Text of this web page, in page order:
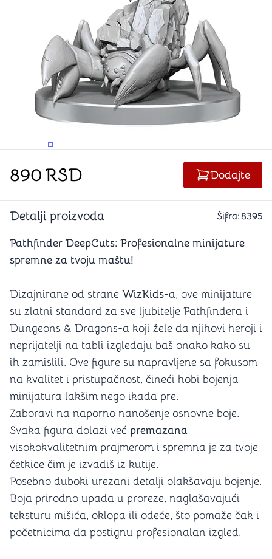
PROMENITE UGAO GLEDANJAPROMENITE UGAO GLEDANJA
890RSD Dodajte
Detalji proizvoda Šifra:8395
Pathfinder DeepCuts: Profesionalne minijature
spremne za tvoju maštu!
Dizajnirane od strane WizKids-a, ove minijature
su zlatni standard za sve ljubitelje Pathfindera i
Dungeons & Dragons-a koji žele da njihovi heroji i
neprijatelji na tabli izgledaju baš onako kako su
ih zamislili. Ove figure su napravljene sa fokusom
na kvalitet i pristupačnost, čineći hobi bojenja
minijatura lakšim nego ikada pre.
Zaboravi na naporno nanošenje osnovne boje.
Svaka figura dolazi već premazana
visokokvalitetnim prajmerom i spremna je za tvoje
četkice čim je izvadiš iz kutije.
Posebno duboki urezani detalji olakšavaju bojenje.
Boja prirodno upada u proreze, naglašavajući
teksturu mišića, oklopa ili odeće, što pomaže čak i
početnicima da postignu profesionalan izgled.